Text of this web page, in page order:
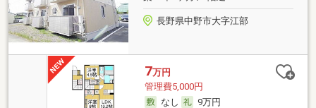
長野県中野市大字江部
7万円
管理費5,000円
なし
9万円